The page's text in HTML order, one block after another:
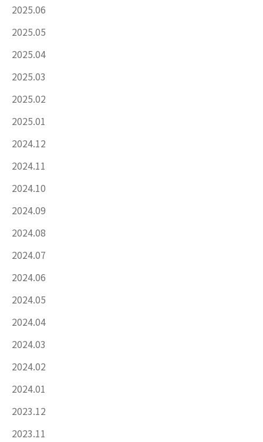
2025.06
2025.05
2025.04
2025.03
2025.02
2025.01
2024.12
2024.11
2024.10
2024.09
2024.08
2024.07
2024.06
2024.05
2024.04
2024.03
2024.02
2024.01
2023.12
2023.11